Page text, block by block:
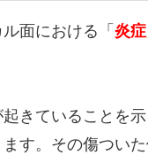
面における「 炎症
きていることを
す。その傷つい